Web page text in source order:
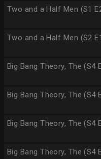
Two and a Half Men (S1
Two and a Half Men (S2
Big Bang Theory, The (S4
Big Bang Theory, The (S4
Big Bang Theory, The (S4
Big Bang Theory, The (S4